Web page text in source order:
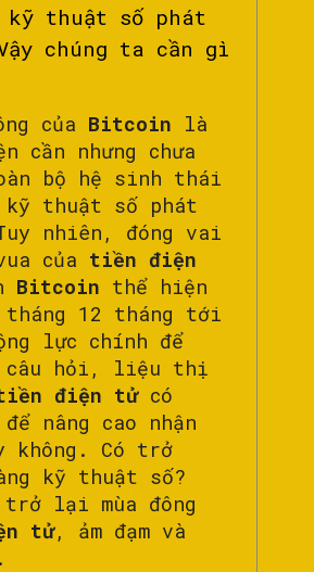
thuật số phát
chúng ta cần gì
của Bitcoin là
cần nhưng chưa
bộ hệ sinh thái
thuật số phát
nhiên, đóng vai
của tiền điện
Bitcoin thể hiện
12 tháng tới
lực chính để
hỏi, liệu thị
điện tửcó
nâng cao nhận
không. Có trở
kỹ thuật số?
trở lại mùa đông
tử, ảm đạm và